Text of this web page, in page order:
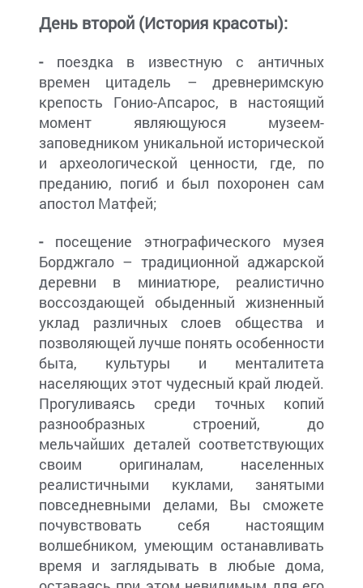
День второй (История красоты):
- поездка в известную с античных
времен цитадель – древнеримскую
крепость Гонио-Апсарос, в настоящий
момент являющуюся музеем-
заповедником уникальной исторической
и археологической ценности, где, по
преданию, погиб и был похоронен сам
апостол Матфей;
-посещение этнографического музея
Борджгало – традиционной аджарской
деревни в миниатюре, реалистично
воссоздающей обыденный жизненный
уклад различных слоев общества и
позволяющей лучше понять особенности
быта, культуры и менталитета
населяющих этот чудесный край людей.
Прогуливаясь среди точных копий
разнообразных строений, до
мельчайших деталей соответствующих
своим оригиналам, населенных
реалистичными куклами, занятыми
повседневными делами, Вы сможете
почувствовать себя настоящим
волшебником, умеющим останавливать
время и заглядывать в любые дома,